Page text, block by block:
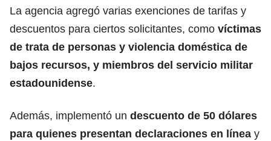
La agencia agregó varias exenciones de tarifas y
descuentos para ciertos solicitantes, como víctimas
de trata de personas y violencia doméstica de
bajos recursos, y miembros del servicio militar
estadounidense.
Además, implementó un descuento de 50 dólares
para quienes presentan declaraciones en línea y